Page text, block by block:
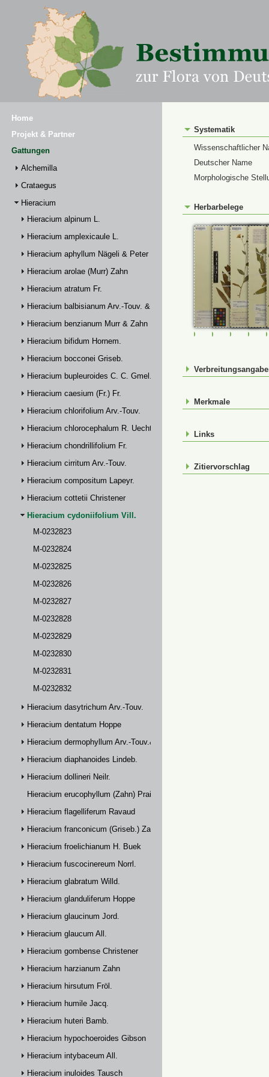
Home
Projekt & Partner
Gattungen
Alchemilla
Crataegus
Hieracium
Hieracium alpinum L.
Hieracium amplexicaule L.
Hieracium aphyllum Nägeli & Peter
Hieracium arolae (Murr) Zahn
Hieracium atratum Fr.
Hieracium balbisianum Arv.-Touv. & Briq.
Hieracium benzianum Murr & Zahn
Hieracium bifidum Hornem.
Hieracium bocconei Griseb.
Hieracium bupleuroides C. C. Gmel.
Hieracium caesium (Fr.) Fr.
Hieracium chlorifolium Arv.-Touv.
Hieracium chlorocephalum R. Uechtr.
Hieracium chondrillifolium Fr.
Hieracium cirritum Arv.-Touv.
Hieracium compositum Lapeyr.
Hieracium cottetii Christener
Hieracium cydoniifolium Vill.
M-0232823
M-0232824
M-0232825
M-0232826
M-0232827
M-0232828
M-0232829
M-0232830
M-0232831
M-0232832
Hieracium dasytrichum Arv.-Touv.
Hieracium dentatum Hoppe
Hieracium dermophyllum Arv.-Touv.& Briq.
Hieracium diaphanoides Lindeb.
Hieracium dollineri Neilr.
Hieracium erucophyllum (Zahn) Prain
Hieracium flagelliferum Ravaud
Hieracium franconicum (Griseb.) Zahn
Hieracium froelichianum H. Buek
Hieracium fuscocinereum Norrl.
Hieracium glabratum Willd.
Hieracium glanduliferum Hoppe
Hieracium glaucinum Jord.
Hieracium glaucum All.
Hieracium gombense Christener
Hieracium harzianum Zahn
Hieracium hirsutum Fröl.
Hieracium humile Jacq.
Hieracium huteri Bamb.
Hieracium hypochoeroides Gibson
Hieracium intybaceum All.
Hieracium inuloides Tausch
Systematik
Wissenschaftlicher
Deutscher Name
Morphologische
Herbarbelege
M-0232823M-0232824
M- M-
Merkmale
Links
Zitiervorschlag